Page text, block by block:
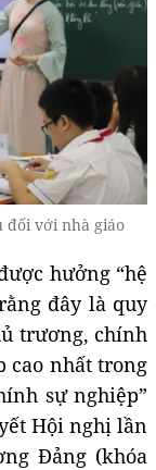
đối với nhà giáo
hưởng “hệ
đây là quy
trương, chính
cao nhất trong
sự nghiệp”
Hội nghị lần
Đảng (khóa